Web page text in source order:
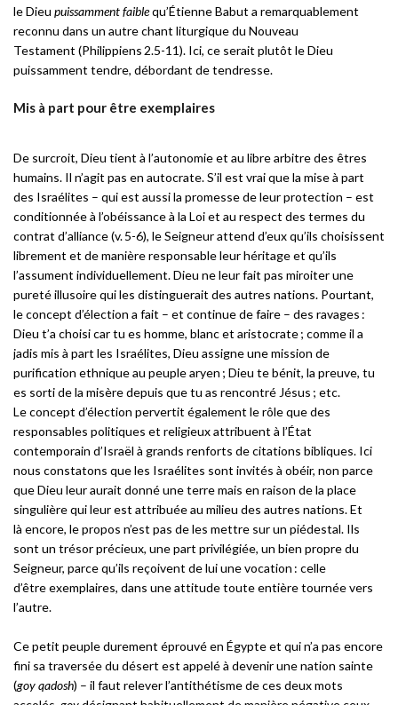
le Dieu puissamment faiblequ’Étienne Babut a remarquablement
reconnu dans un autre chant liturgique du Nouveau
Testament (Philippiens 2.5-11). Ici, ce serait plutôt le Dieu
puissamment tendre, débordant de tendresse.
Mis à part pour être exemplaires
De surcroit, Dieu tient à l’autonomie et au libre arbitre des êtres
humains. Il n’agit pas en autocrate. S’il est vrai que la mise à part
des Israélites – qui est aussi la promesse de leur protection – est
conditionnée à l’obéissance à la Loi et au respect des termes du
contrat d’alliance (v. 5-6), le Seigneur attend d’eux qu’ils choisissent
librement et de manière responsable leur héritage et qu’ils
l’assument individuellement. Dieu ne leur fait pas miroiter une
pureté illusoire qui les distinguerait des autres nations. Pourtant,
le concept d’élection a fait – et continue de faire – des ravages :
Dieu t’a choisi car tu es homme, blanc et aristocrate ; comme il a
jadis mis à part les Israélites, Dieu assigne une mission de
purification ethnique au peuple aryen ; Dieu te bénit, la preuve, tu
es sorti de la misère depuis que tu as rencontré Jésus ; etc.
Le concept d’élection pervertit également le rôle que des
responsables politiques et religieux attribuent à l’État
contemporain d’Israël à grands renforts de citations bibliques. Ici
nous constatons que les Israélites sont invités à obéir, non parce
que Dieu leur aurait donné une terre mais en raison de la place
singulière qui leur est attribuée au milieu des autres nations. Et
là encore, le propos n’est pas de les mettre sur un piédestal. Ils
sont un trésor précieux, une part privilégiée, un bien propre du
Seigneur, parce qu’ils reçoivent de lui une vocation : celle
d’être exemplaires, dans une attitude toute entière tournée vers
l’autre.
Ce petit peuple durement éprouvé en Égypte et qui n’a pas encore
fini sa traversée du désert est appelé à devenir une nation sainte
(goy qadosh) – il faut relever l’antithétisme de ces deux mots